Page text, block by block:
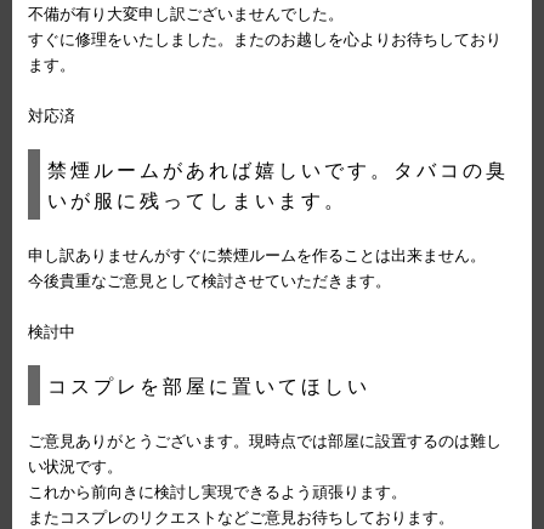
不備が有り大変申し訳ございませんでした。
すぐに修理をいたしました。またのお越しを心よりお待ちしており
ます。
対応済
禁煙ルームがあれば嬉しいです。タバコの臭
いが服に残ってしまいます。
申し訳ありませんがすぐに禁煙ルームを作ることは出来ません。
今後貴重なご意見として検討させていただきます。
検討中
コスプレを部屋に置いてほしい
ご意見ありがとうございます。現時点では部屋に設置するのは難し
い状況です。
これから前向きに検討し実現できるよう頑張ります。
またコスプレのリクエストなどご意見お待ちしております。